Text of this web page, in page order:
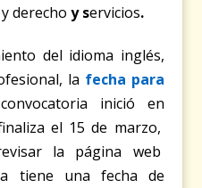
derecho y servicios.
del idioma inglés,
la fecha para
inició en
el 15 de marzo,
la página web
tiene una fecha de